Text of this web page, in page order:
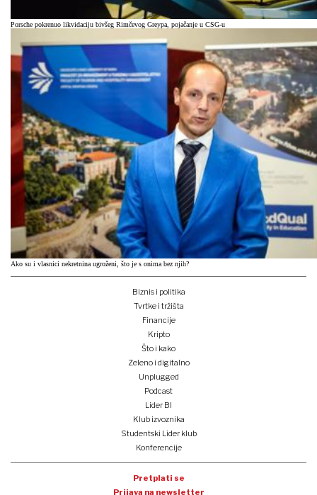
Porsche pokrenuo likvidaciju bivšeg Rimčevog Greypa, pojačanje u CSG-u
Ako su i vlasnici nekretnina ugroženi, što je s onima bez njih?
Biznis i politika
Tvrtke i tržišta
Financije
Kripto
Što i kako
Zeleno i digitalno
Unplugged
Podcast
Lider BI
Klub izvoznika
Studentski Lider klub
Konferencije
Pretplati se
Prijava na newsletter